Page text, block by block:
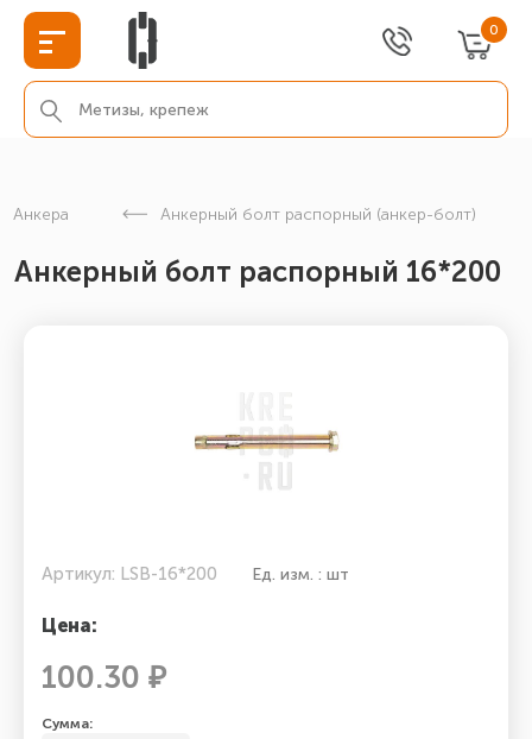
0
Анкера Анкерный болт распорный (анкер-болт)
Анкерный болт распорный 16*200
Артикул: LSB-16*200 Ед. изм. : шт
Цена:
100.30 ₽
Сумма: